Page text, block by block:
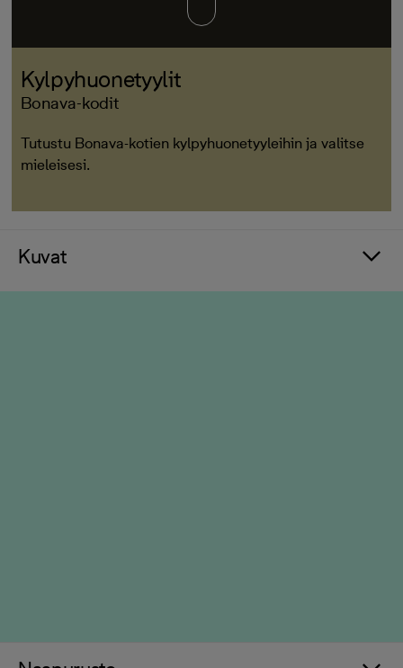
Kylpyhuonetyylit
Bonava-kodit
Tutustu Bonava-kotien kylpyhuonetyyleihin ja valitse
mieleisesi.
Kuvat